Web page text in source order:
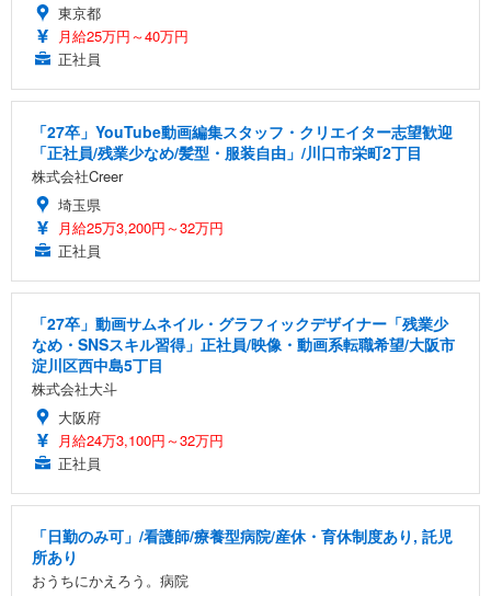
東京都
月給25万円～40万円
正社員
「27卒」YouTube動画編集スタッフ・クリエイター志望歓迎
「正社員/残業少なめ/髪型・服装自由」/川口市栄町2丁目
株式会社Creer
埼玉県
月給25万3,200円～32万円
正社員
「27卒」動画サムネイル・グラフィックデザイナー「残業少
なめ・SNSスキル習得」正社員/映像・動画系転職希望/大阪市
淀川区西中島5丁目
株式会社大斗
大阪府
月給24万3,100円～32万円
正社員
「日勤のみ可」/看護師/療養型病院/産休・育休制度あり, 託児
所あり
おうちにかえろう。病院